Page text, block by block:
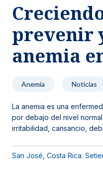
prevenir
anemia
Anemia Noticias
La anemia es una
por debajo del nivel
irritabilidad, cansancio,
San José, Costa Rica.